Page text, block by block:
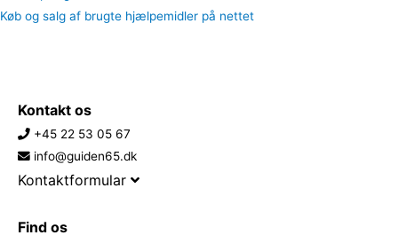
Køb og salg af brugte hjælpemidler på nettet
Kontakt os
+45 22 53 05 67
info@guiden65.dk
Kontaktformular
Find os